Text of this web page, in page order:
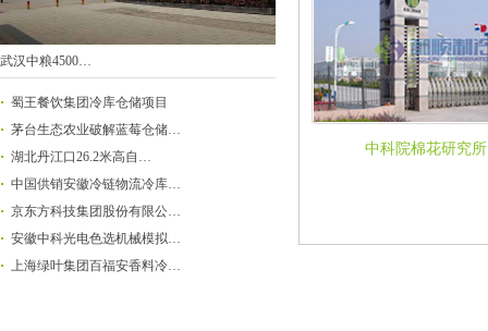
武汉中粮4500…
蜀王餐饮集团冷库仓储项目
茅台生态农业破解蓝莓仓储…
湖北丹江口26.2米高自…
中国供销安徽冷链物流冷库…
京东方科技集团股份有限公…
安徽中科光电色选机械模拟…
上海绿叶集团百福安香料冷…
中科院棉花研究